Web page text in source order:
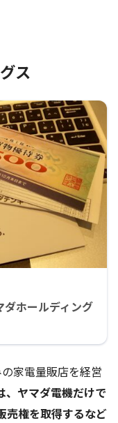
ス
ホールディング
家電量販店を経営
、ヤマダ電機だけで
売権を取得するなど